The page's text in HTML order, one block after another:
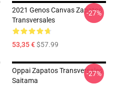
2021 Genos Canvas Zapatos
Transversales
53,35 €$57.99
-27%
Oppai Zapatos Transversales
Saitama
-27%